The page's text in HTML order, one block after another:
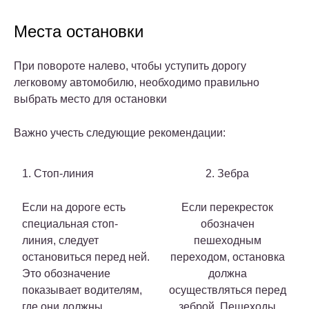
Места остановки
При повороте налево, чтобы уступить дорогу
легковому автомобилю, необходимо правильно
выбрать место для остановки
Важно учесть следующие рекомендации:
1. Стоп-линия
Если на дороге есть
специальная стоп-
линия, следует
остановиться перед ней.
Это обозначение
показывает водителям,
2. Зебра
Если перекресток
обозначен
пешеходным
переходом, остановка
должна
осуществляться перед